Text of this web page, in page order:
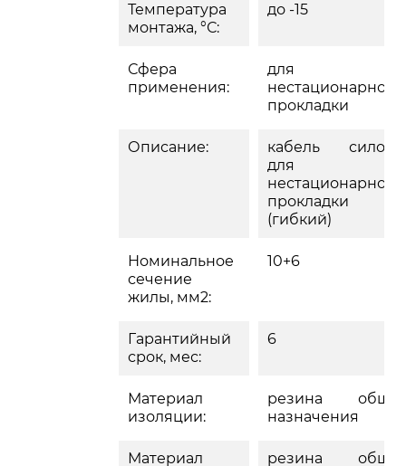
Температура
монтажа, °С:
до -15
Сфера
применения:
для
нестационарной
прокладки
Описание:
кабель
для
нестационарной
прокладки
(гибкий)
Номинальное
сечение
жилы, мм2:
10+6
Гарантийный
срок, мес:
6
Материал
изоляции:
резина
назначения
Материал
резина